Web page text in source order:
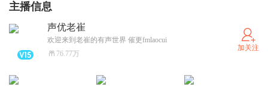
主播信息
声优老崔
欢迎来到老崔的有声世界 催更fmlaocui
76.77万
加关注